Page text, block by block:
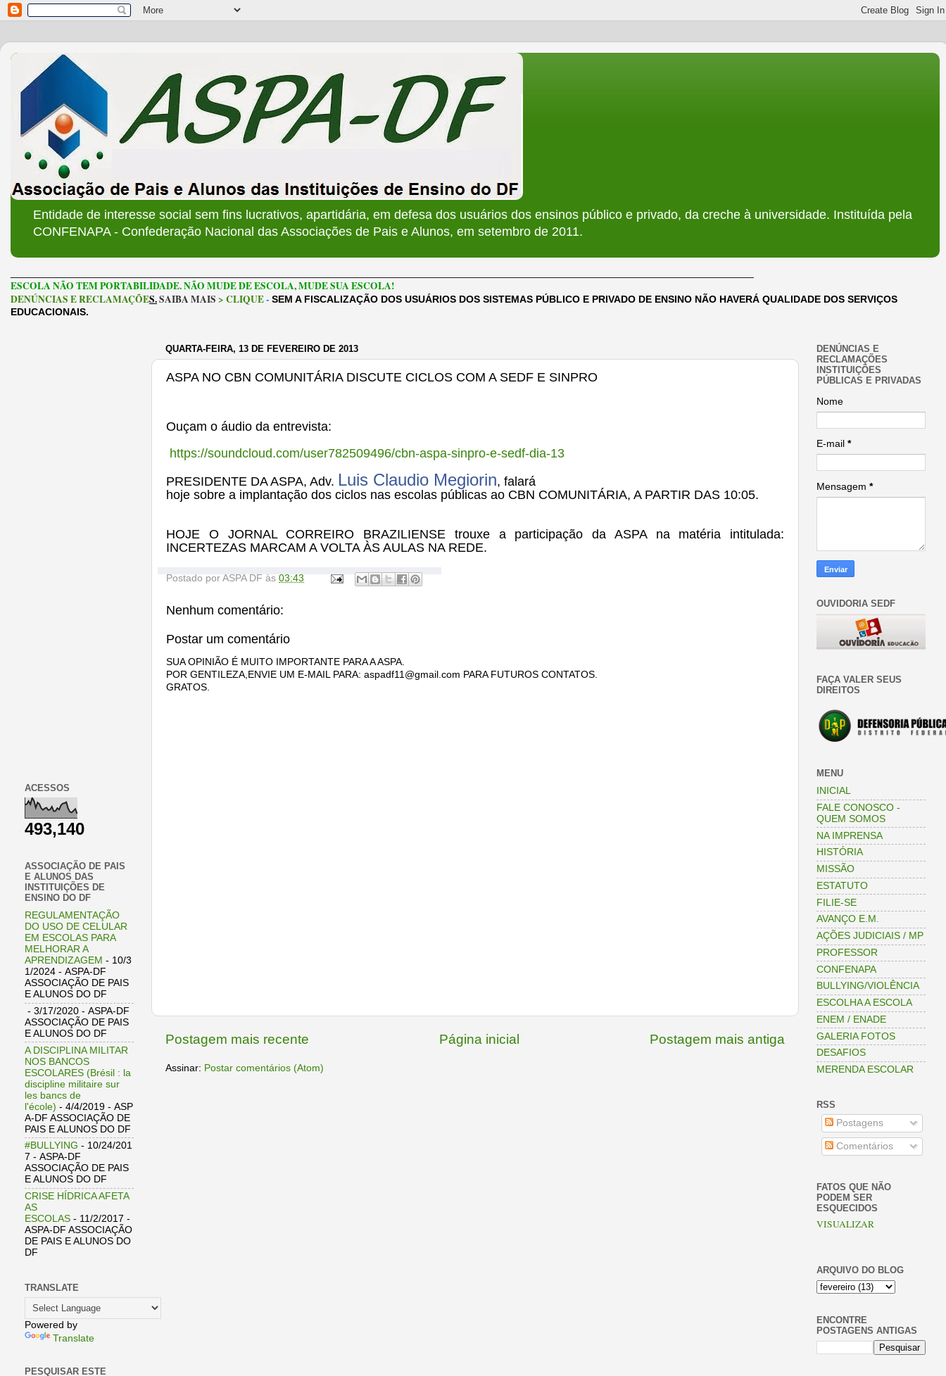
Entidade de interesse social sem fins lucrativos, apartidária, em defesa dos usuários dos ensinos público e privado, da creche à universidade. Instituída pela
CONFENAPA - Confederação Nacional das Associações de Pais e Alunos, em setembro de 2011.
ESCOLA NÃO TEM PORTABILIDADE. NÃO MUDE DE ESCOLA, MUDE SUA ESCOLA!
DENÚNCIAS E RECLAMAÇÕES.SAIBA MAIS > CLIQUE- SEM A FISCALIZAÇÃO DOS USUÁRIOS DOS SISTEMAS PÚBLICO E PRIVADO DE ENSINO NÃO HAVERÁ QUALIDADE DOS SERVIÇOS
EDUCACIONAIS.
QUARTA-FEIRA, 13 DE FEVEREIRO DE 2013
ASPA NO CBN COMUNITÁRIA DISCUTE CICLOS COM A SEDF E SINPRO
Ouçam o áudio da entrevista:
https://soundcloud.com/user782509496/cbn-aspa-sinpro-e-sedf-dia-13
PRESIDENTE DA ASPA, Adv. Luis Claudio Megiorin, falará
hoje sobre a implantação dos ciclos nas escolas públicas ao CBN COMUNITÁRIA, A PARTIR DAS 10:05.
HOJE O JORNAL CORREIRO BRAZILIENSE trouxe a participação da ASPA na matéria intitulada:
INCERTEZAS MARCAM A VOLTA ÀS AULAS NA REDE.
Postado por ASPA DF às 03:43
Nenhum comentário:
Postar um comentário
SUA OPINIÃO É MUITO IMPORTANTE PARA A ASPA.
POR GENTILEZA,ENVIE UM E-MAIL PARA: aspadf11@gmail.com PARA FUTUROS CONTATOS.
GRATOS.
Postagem mais recente Postagem mais antiga
Página inicial
Assinar: Postar comentários (Atom)
ACESSOS
493,140
ASSOCIAÇÃO DE PAIS
E ALUNOS DAS
INSTITUIÇÕES DE
ENSINO DO DF
REGULAMENTAÇÃO
DO USO DE CELULAR
EM ESCOLAS PARA
MELHORAR A
APRENDIZAGEM - 10/3
1/2024 - ASPA-DF
ASSOCIAÇÃO DE PAIS
E ALUNOS DO DF
- 3/17/2020 - ASPA-DF
ASSOCIAÇÃO DE PAIS
E ALUNOS DO DF
A DISCIPLINA MILITAR
NOS BANCOS
ESCOLARES (Brésil : la
discipline militaire sur
les bancs de
l'école) - 4/4/2019 - ASP
A-DF ASSOCIAÇÃO DE
PAIS E ALUNOS DO DF
#BULLYING - 10/24/201
7 - ASPA-DF
ASSOCIAÇÃO DE PAIS
E ALUNOS DO DF
CRISE HÍDRICA AFETA
AS
ESCOLAS - 11/2/2017 -
ASPA-DF ASSOCIAÇÃO
DE PAIS E ALUNOS DO
DF
TRANSLATE
Powered by
Translate
PESQUISAR ESTE
DENÚNCIAS E
RECLAMAÇÕES
INSTITUIÇÕES
PÚBLICAS E PRIVADAS
Nome
E-mail *
Mensagem *
OUVIDORIA SEDF
FAÇA VALER SEUS
DIREITOS
MENU
INICIAL
FALE CONOSCO -
QUEM SOMOS
NA IMPRENSA
HISTÓRIA
MISSÃO
ESTATUTO
FILIE-SE
AVANÇO E.M.
AÇÕES JUDICIAIS / MP
PROFESSOR
CONFENAPA
BULLYING/VIOLÊNCIA
ESCOLHA A ESCOLA
ENEM / ENADE
GALERIA FOTOS
DESAFIOS
MERENDA ESCOLAR
RSS
Postagens
Comentários
FATOS QUE NÃO
PODEM SER
ESQUECIDOS
VISUALIZAR
ARQUIVO DO BLOG
ENCONTRE
POSTAGENS ANTIGAS